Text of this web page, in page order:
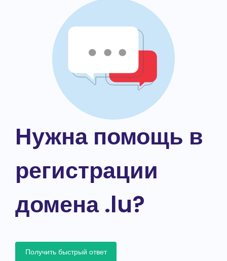
Нужна помощь в
регистрации
домена .lu?
Получить быстрый ответ